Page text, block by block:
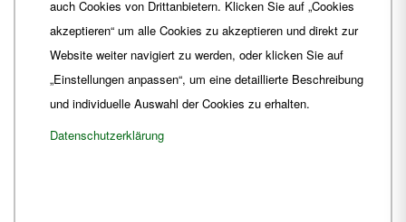
auch Cookies von Drittanbietern. Klicken Sie auf „Cookies
akzeptieren“ um alle Cookies zu akzeptieren und direkt zur
Website weiter navigiert zu werden, oder klicken Sie auf
„Einstellungen anpassen“, um eine detaillierte Beschreibung
und individuelle Auswahl der Cookies zu erhalten.
Datenschutzerklärung